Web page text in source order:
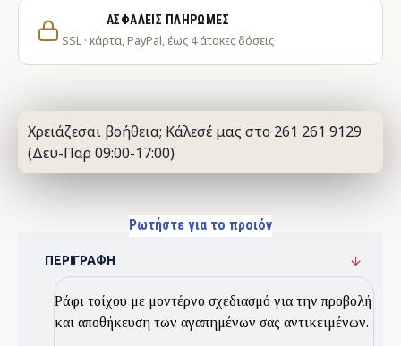
ΑΣΦΑΛΕΊΣ ΠΛΗΡΩΜΈΣ
SSL · κάρτα, PayPal, έως 4 άτοκες δόσεις
Χρειάζεσαι βοήθεια; Κάλεσέ μας στο 261 261 9129
(Δευ-Παρ 09:00-17:00)
Ρωτήστε για το προιόν
ΠΕΡΙΓΡΑΦΉ
Ράφι τοίχου με μοντέρνο σχεδιασμό για την προβολή
και αποθήκευση των αγαπημένων σας αντικειμένων.